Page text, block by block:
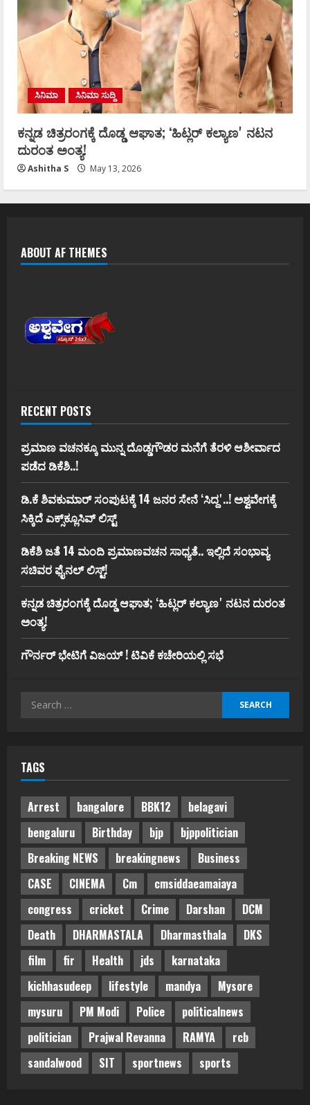
ಸಿನಿಮಾ ಸಿನಿಮಾ ಸುದ್ದಿ
ಕನ್ನಡ ಚಿತ್ರರಂಗಕ್ಕೆ ದೊಡ್ಡ ಆಘಾತ; ʻಹಿಟ್ಲರ್ ಕಲ್ಯಾಣʼ ನಟನ
ದುರಂತ ಅಂತ್ಯ!
Ashitha S May 13, 2026
ABOUT AF THEMES
RECENT POSTS
ಪ್ರಮಾಣ ವಚನಕ್ಕೂ ಮುನ್ನ ದೊಡ್ಡಗೌಡರ ಮನೆಗೆ ತೆರಳಿ ಆಶೀರ್ವಾದ
ಪಡೆದ ಡಿಕೆಶಿ..!
ಡಿ.ಕೆ ಶಿವಕುಮಾರ್‌ ಸಂಪುಟಕ್ಕೆ 14 ಜನರ ಸೇನೆ ʻಸಿದ್ದʼ..! ಅಶ್ವವೇಗಕ್ಕೆ
ಸಿಕ್ಕಿದೆ ಎಕ್ಸ್‌ಕ್ಲೂಸಿವ್‌ ಲಿಸ್ಟ್‌
ಡಿಕೆಶಿ ಜತೆ 14 ಮಂದಿ ಪ್ರಮಾಣವಚನ ಸಾಧ್ಯತೆ.. ಇಲ್ಲಿದೆ ಸಂಭಾವ್ಯ
ಸಚಿವರ ಫೈನಲ್ ಲಿಸ್ಟ್‌!
ಕನ್ನಡ ಚಿತ್ರರಂಗಕ್ಕೆ ದೊಡ್ಡ ಆಘಾತ; ʻಹಿಟ್ಲರ್ ಕಲ್ಯಾಣʼ ನಟನ ದುರಂತ
ಅಂತ್ಯ!
ಗೌರ್ನರ್‌ ಭೇಟಿಗೆ ವಿಜಯ್‌ ! ಟಿವಿಕೆ ಕಚೇರಿಯಲ್ಲಿ ಸಭೆ
Search
TAGS
Arrest bangalore BBK12
belagavi
bengaluru
Birthday bjp
bjppolitician
Breaking NEWS
breakingnews
Business
CASE
CINEMA Cm
cmsiddaeamaiaya
congress
cricket Crime Darshan
DCM
Death
DHARMASTALA Dharmasthala
DKS
film
fir Health jds
karnataka
kichhasudeep
lifestyle mandya
Mysore
mysuru
PM Modi Police
politicalnews
politician
Prajwal Revanna RAMYA
rcb
sandalwood
SIT sportnews sports